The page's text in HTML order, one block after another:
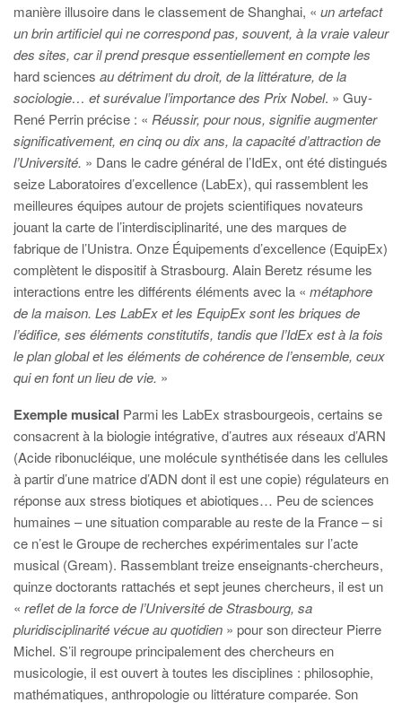
manière illusoire dans le classement de Shanghai, « un artefact
un brin artificiel qui ne correspond pas, souvent, à la vraie valeur
des sites, car il prend presque essentiellement en compte les
hard sciences au détriment du droit, de la littérature, de la
sociologie… et surévalue l’importance des Prix Nobel. » Guy-
René Perrin précise : « Réussir, pour nous, signifie augmenter
significativement, en cinq ou dix ans, la capacité d’attraction de
l’Université. » Dans le cadre général de l’IdEx, ont été distingués
seize Laboratoires d’excellence (LabEx), qui rassemblent les
meilleures équipes autour de projets scientifiques novateurs
jouant la carte de l’interdisciplinarité, une des marques de
fabrique de l’Unistra. Onze Équipements d’excellence (EquipEx)
complètent le dispositif à Strasbourg. Alain Beretz résume les
interactions entre les différents éléments avec la « métaphore
de la maison. Les LabEx et les EquipEx sont les briques de
l’édifice, ses éléments constitutifs, tandis que l’IdEx est à la fois
le plan global et les éléments de cohérence de l’ensemble, ceux
qui en font un lieu de vie. »
Exemple musical Parmi les LabEx strasbourgeois, certains se
consacrent à la biologie intégrative, d’autres aux réseaux d’ARN
(Acide ribonucléique, une molécule synthétisée dans les cellules
à partir d’une matrice d’ADN dont il est une copie) régulateurs en
réponse aux stress biotiques et abiotiques… Peu de sciences
humaines – une situation comparable au reste de la France – si
ce n’est le Groupe de recherches expérimentales sur l’acte
musical (Gream). Rassemblant treize enseignants-chercheurs,
quinze doctorants rattachés et sept jeunes chercheurs, il est un
« reflet de la force de l’Université de Strasbourg, sa
pluridisciplinarité vécue au quotidien » pour son directeur Pierre
Michel. S’il regroupe principalement des chercheurs en
musicologie, il est ouvert à toutes les disciplines : philosophie,
mathématiques, anthropologie ou littérature comparée. Son